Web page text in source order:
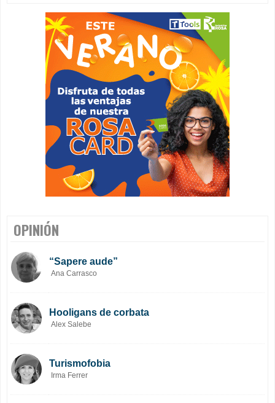
OPINIÓN
“Sapere aude”
Ana Carrasco
Hooligans de corbata
Alex Salebe
Turismofobia
Irma Ferrer